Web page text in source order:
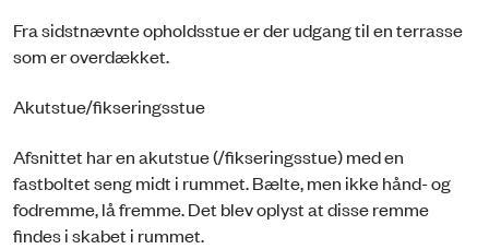
Fra sidstnævnte opholdsstue er der udgang til en terrasse
som er overdækket.
Akutstue/fikseringsstue
Afsnittet har en akutstue (/fikseringsstue) med en
fastboltet seng midt i rummet. Bælte, men ikke hånd- og
fodremme, lå fremme. Det blev oplyst at disse remme
findes i skabet i rummet.